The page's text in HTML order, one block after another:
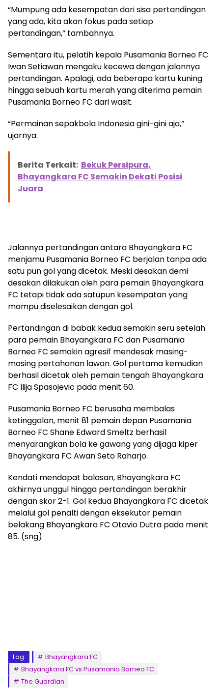
“Mumpung ada kesempatan dari sisa pertandingan
yang ada, kita akan fokus pada setiap
pertandingan,” tambahnya.
Sementara itu, pelatih kepala Pusamania Borneo FC
Iwan Setiawan mengaku kecewa dengan jalannya
pertandingan. Apalagi, ada beberapa kartu kuning
hingga sebuah kartu merah yang diterima pemain
Pusamania Borneo FC dari wasit.
“Permainan sepakbola Indonesia gini-gini aja,”
ujarnya.
Berita Terkait: Bekuk Persipura,
Bhayangkara FC Semakin Dekati Posisi
Juara
Jalannya pertandingan antara Bhayangkara FC
menjamu Pusamania Borneo FC berjalan tanpa ada
satu pun gol yang dicetak. Meski desakan demi
desakan dilakukan oleh para pemain Bhayangkara
FC tetapi tidak ada satupun kesempatan yang
mampu diselesaikan dengan gol.
Pertandingan di babak kedua semakin seru setelah
para pemain Bhayangkara FC dan Pusamania
Borneo FC semakin agresif mendesak masing-
masing pertahanan lawan. Gol pertama kemudian
berhasil dicetak oleh pemain tengah Bhayangkara
FC Ilija Spasojevic pada menit 60.
Pusamania Borneo FC berusaha membalas
ketinggalan, menit 81 pemain depan Pusamania
Borneo FC Shane Edward Smeltz berhasil
menyarangkan bola ke gawang yang dijaga kiper
Bhayangkara FC Awan Seto Raharjo.
Kendati mendapat balasan, Bhayangkara FC
akhirnya unggul hingga pertandingan berakhir
dengan skor 2-1. Gol kedua Bhayangkara FC dicetak
melalui gol penalti dengan eksekutor pemain
belakang Bhayangkara FC Otavio Dutra pada menit
85. (sng)
Tag:
Bhayangkara FC
Bhayangkara FC vs Pusamania Borneo FC
The Guardian